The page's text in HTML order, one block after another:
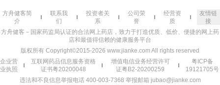
方舟健客简
介
联系我
们
投资者关
系
公司荣
誉
经营资
质
友情链
接
方舟健客－国家药监局认证的合法网上药店，致力于打造优质、低价、便捷的网上药
店和最值得信赖的健康服务平台
版权所有 Copyright©2015-2026 www.jianke.com All rights reserved
企业营
业执照
互联网药品信息服务资格
证书粤20200048
增值电信业务经营许可
证粤B2-20200259
粤ICP备
19121705号
违法和不良信息举报电话 400-003-7368 举报邮箱 jubao@jianke.com